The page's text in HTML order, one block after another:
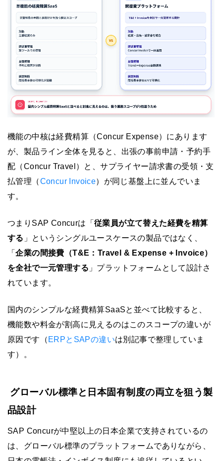
機能の中核は経費精算（Concur Expense）にあります
が、製品ライン全体を見ると、出張の事前申請・予約手
配（Concur Travel）と、サプライヤー請求書の受領・支
払管理（Concur Invoice）が同じ基盤上に並んでいま
す。
つまりSAP Concurは「 従業員が立て替えた経費を精算
する 」というシングルユースケースの製品ではなく、
「企業の間接費（T&E：Travel & Expense + Invoice）
を全社で一元管理する 」プラットフォームとして設計さ
れています。
国内のシンプルな経費精算SaaSと並べて比較すると、
機能数や料金が割高に見えるのはこのスコープの違いが
原因です（ ERPとSAPの違いは別記事で整理していま
す）。
グローバル標準と日本固有制度の両立を狙う製
品設計
SAP Concurが中堅以上の日本企業で支持されているの
は、グローバル標準のプラットフォームでありながら、